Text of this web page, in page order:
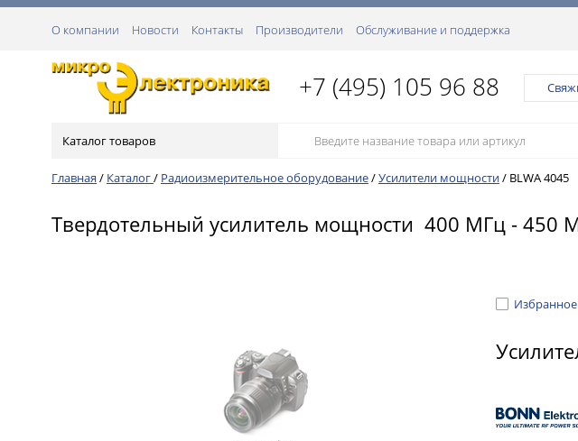
О компании Новости Контакты Производители Обслуживание и поддержка
+7 (495) 105 96 88
Каталог товаров
Главная / Каталог/ Радиоизмерительное оборудование/Усилители мощности/ BLWA 4045
Твердотельный усилитель мощности 400 МГц - 450
Избранное